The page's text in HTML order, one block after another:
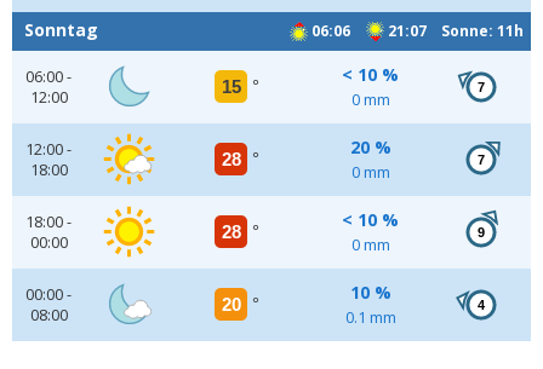
06:06 21:07 Sonne: 11h
Sonntag
06:00 -
12:00
15 °
< 10 %
0 mm
7
12:00 -
18:00
28 °
20 %
0 mm
7
18:00 -
00:00
28 °
< 10 %
0 mm
9
00:00 -
08:00
20 °
10 %
0.1 mm
4